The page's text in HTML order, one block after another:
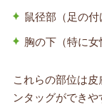
鼠径部（足の付
胸の下（特に女
これらの部位は
ンタッグができや